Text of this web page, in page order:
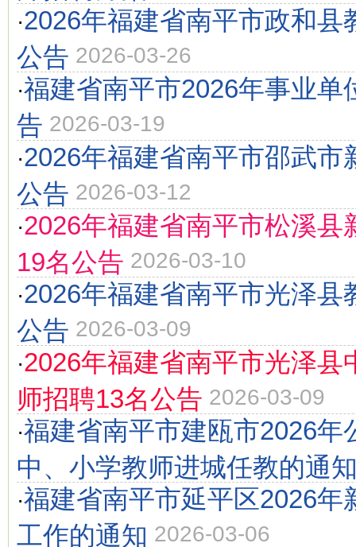
·2026年福建省南平市政和县
公告 2026-03-26
·福建省南平市2026年事业单
告 2026-03-19
·2026年福建省南平市邵武市
公告 2026-03-12
·2026年福建省南平市松溪县
19名公告 2026-03-10
·2026年福建省南平市光泽县
公告 2026-03-09
·2026年福建省南平市光泽县
师招聘13名公告 2026-03-09
·福建省南平市建瓯市2026年
中、小学教师进城任教的通
·福建省南平市延平区2026年
工作的通知 2026-03-06